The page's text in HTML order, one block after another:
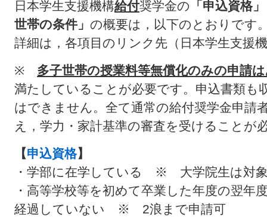
日本学生支援機構給付奨学金の 「申込資格
世帯の条件」 の概要は，以下のとおりです
詳細は，各項目のリンク先（日本学生支援
※ 多子世帯の授業料等無償化のみの申請
満たしていることが必要です。申込書類も
はできません。全て通常の給付奨学金申請
え，学力・家計基準の審査を受けることが
【申込資格】
・学部に在学している ※ 大学院生は対
・高等学校等を初めて卒業した年度の翌年
経過していない ※ 2浪まで申請可